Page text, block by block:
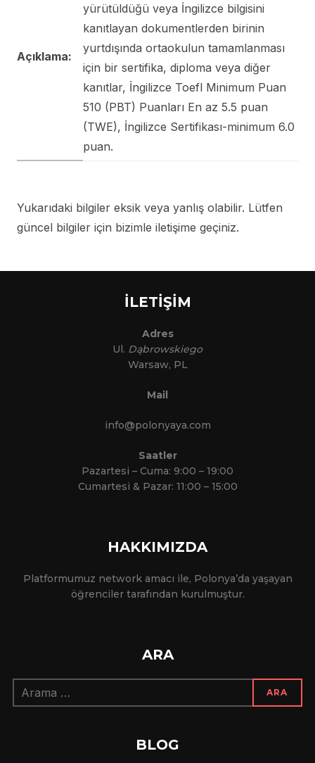
Açıklama:
yürütüldüğü veya İngilizce bilgisini
kanıtlayan dokumentlerden birinin
yurtdışında ortaokulun tamamlanması
için bir sertifika, diploma veya diğer
kanıtlar, İngilizce Toefl Minimum Puan
510 (PBT) Puanları En az 5.5 puan
(TWE), İngilizce Sertifikası-minimum 6.0
puan.
Yukarıdaki bilgiler eksik veya yanlış olabilir. Lütfen
güncel bilgiler için bizimle iletişime geçiniz.
İLETİŞİM
Adres
Ul. Dąbrowskiego
Warsaw, PL
Mail
info@polonyaya.com
Saatler
Pazartesi – Cuma: 9:00 – 19:00
Cumartesi & Pazar: 11:00 – 15:00
HAKKIMIZDA
Platformumuz network amacı ile, Polonya’da yaşayan
öğrenciler tarafından kurulmuştur.
ARA
Arama:
ARA
BLOG